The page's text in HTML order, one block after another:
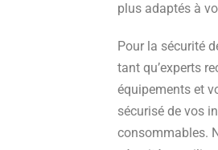
plus adaptés à
Pour la sécurité
tant qu’experts
équipements et
sécurisé de vos
consommables.